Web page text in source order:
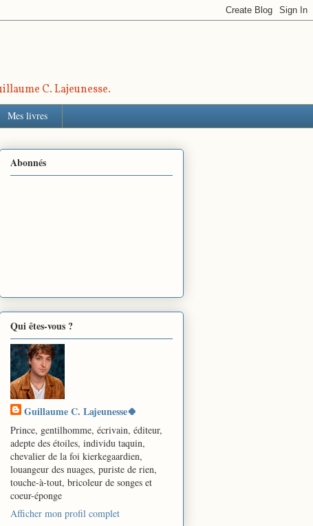
C. Lajeunesse.
Mes livres
Abonnés
Qui êtes-vous ?
Guillaume C. Lajeunesse🍀
Prince, gentilhomme, écrivain, éditeur,
adepte des étoiles, individu taquin,
chevalier de la foi kierkegaardien,
louangeur des nuages, puriste de rien,
touche-à-tout, bricoleur de songes et
coeur-éponge
Afficher mon profil complet